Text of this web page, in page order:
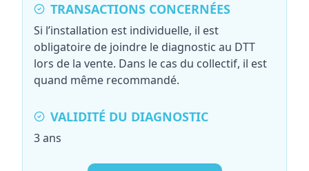
TRANSACTIONS CONCERNÉES
Si l’installation est individuelle, il est
obligatoire de joindre le diagnostic au DTT
lors de la vente. Dans le cas du collectif, il est
quand même recommandé.
VALIDITÉ DU DIAGNOSTIC
3 ans